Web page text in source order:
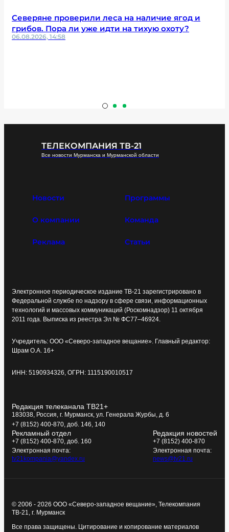
Северяне проверили леса на наличие ягод и
грибов. Пора ли уже идти на тихую охоту?
06.08.2026, 14:58
ТЕЛЕКОМПАНИЯ ТВ-21
Все новости Мурманска и Мурманской области
Новости Программы
О компании Команда
Реклама Статьи
Электронное периодическое издание ТВ-21 зарегистрировано в
Федеральной службе по надзору в сфере связи, информационных
технологий и массовых коммуникаций (Роскомнадзор) 11 октября
2011 года. Выписка из реестра Эл № ФС77–46924.
Учредитель: ООО «Северо-западное вещание». Главный редактор:
Шрам О.А. 16+
ИНН: 5190934326, ОГРН: 1115190010517
Редакция телеканала ТВ21+
183038, Россия, г. Мурманск, ул. Генерала Журбы, д. 6
+7 (8152) 400-870, доб. 146, 140
Рекламный отдел
+7 (8152) 400-870, доб. 160
Электронная почта:
tv21kompania@yandex.ru
Редакция новостей
+7 (8152) 400-870
Электронная почта:
news@tv21.ru
© 2006 - 2026 ООО «Северо-западное вещание», Телекомпания
ТВ-21, г. Мурманск
Все права защищены. Цитирование и копирование материалов